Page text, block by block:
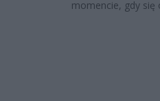
momencie, gdy się